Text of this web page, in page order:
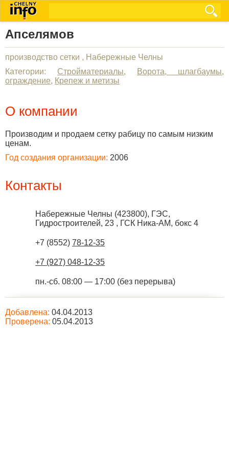
Апселямов
производство сетки , Набережные Челны
Категории: Стройматериалы,
Ворота, шлагбаумы,
ограждение, Крепеж и метизы
О компании
Производим и продаем сетку рабицу по самым низким
ценам.
Год создания организации: 2006
Контакты
Набережные Челны (423800), ГЭС,
Гидростроителей, 23 , ГСК Ника-АМ, бокс 4
+7 (8552) 78-12-35
+7 (927) 048-12-35
пн.-сб. 08:00 — 17:00 (без перерыва)
Добавлена: 04.04.2013
Проверена: 05.04.2013